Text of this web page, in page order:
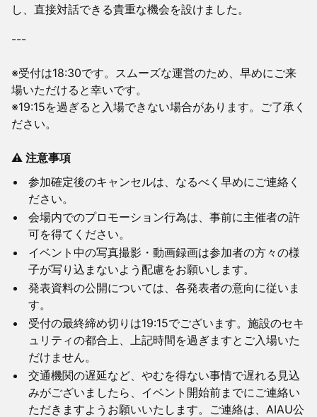
し、直接対話できる貴重な機会を設けました。
---
※受付は18:30です。スムーズな運営のため、早めにご来
場いただけると幸いです。
※19:15を過ぎると入場できない場合があります。ご了承く
ださい。
⚠️ 注意事項
参加確定後のキャンセルは、なるべく早めにご連絡く
ださい。
会場内でのプロモーション行為は、事前に主催者の許
可を得てください。
イベント中の写真撮影・動画録画は参加者の方々の様
子が写り込まないよう配慮をお願いします。
発表資料の公開については、各発表者の意向に従いま
す。
受付の最終締め切りは19:15でございます。施設のセキ
ュリティの都合上、上記時間を過ぎますとご入場いた
だけません。
交通機関の遅延など、やむを得ない事情で遅れる見込
みがございましたら、イベント開始前までにご連絡い
ただきますようお願いいたします。ご連絡は、AIAU公